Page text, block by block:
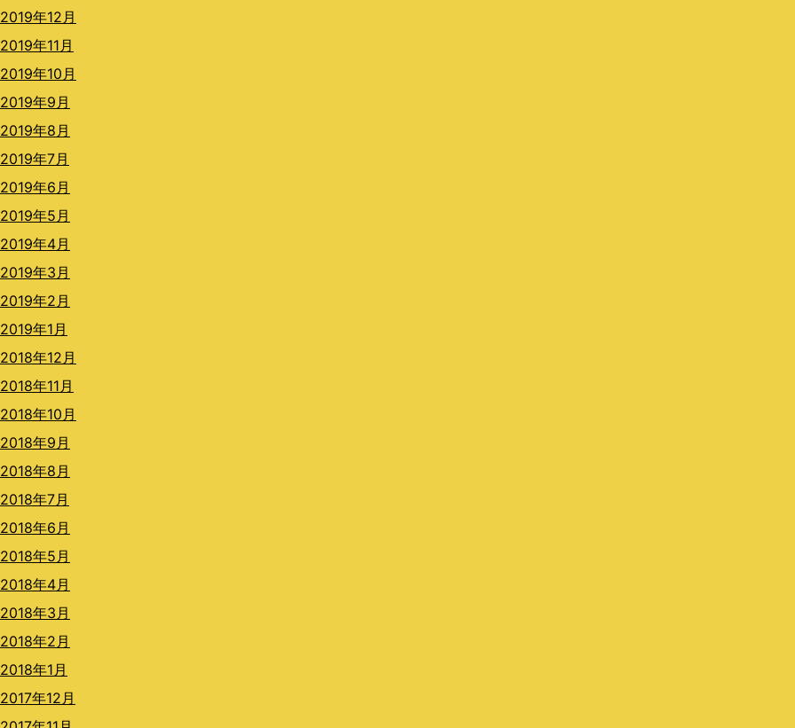
2019年12月
2019年11月
2019年10月
2019年9月
2019年8月
2019年7月
2019年6月
2019年5月
2019年4月
2019年3月
2019年2月
2019年1月
2018年12月
2018年11月
2018年10月
2018年9月
2018年8月
2018年7月
2018年6月
2018年5月
2018年4月
2018年3月
2018年2月
2018年1月
2017年12月